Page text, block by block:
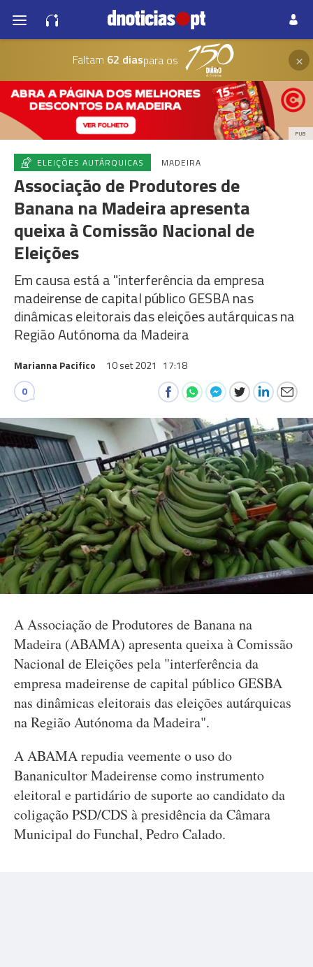
Faltam 62 diaspara os ×
PUB
ELEIÇÕES AUTÁRQUICAS MADEIRA
Associação de Produtores de
Banana na Madeira apresenta
queixa à Comissão Nacional de
Eleições
Em causa está a "interferência da empresa
madeirense de capital público GESBA nas
dinâmicas eleitorais das eleições autárquicas na
Região Autónoma da Madeira
Marianna Pacifico 10 set 2021 17:18
0
A Associação de Produtores de Banana na
Madeira (ABAMA) apresenta queixa à Comissão
Nacional de Eleições pela "interferência da
empresa madeirense de capital público GESBA
nas dinâmicas eleitorais das eleições autárquicas
na Região Autónoma da Madeira".
A ABAMA repudia veemente o uso do
Bananicultor Madeirense como instrumento
eleitoral e partidário de suporte ao candidato da
coligação PSD/CDS à presidência da Câmara
Municipal do Funchal, Pedro Calado.